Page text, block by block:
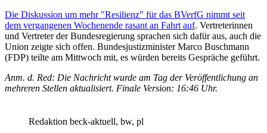
Die Diskussion um mehr "Resilienz" für das BVerfG nimmt seit
dem vergangenen Wochenende rasant an Fahrt auf. Vertreterinnen
und Vertreter der Bundesregierung sprachen sich dafür aus, auch die
Union zeigte sich offen. Bundesjustizminister Marco Buschmann
(FDP) teilte am Mittwoch mit, es würden bereits Gespräche geführt.
Anm. d. Red: Die Nachricht wurde am Tag der Veröffentlichung an
mehreren Stellen aktualisiert. Finale Version: 16:46 Uhr.
Redaktion beck-aktuell, bw, pl